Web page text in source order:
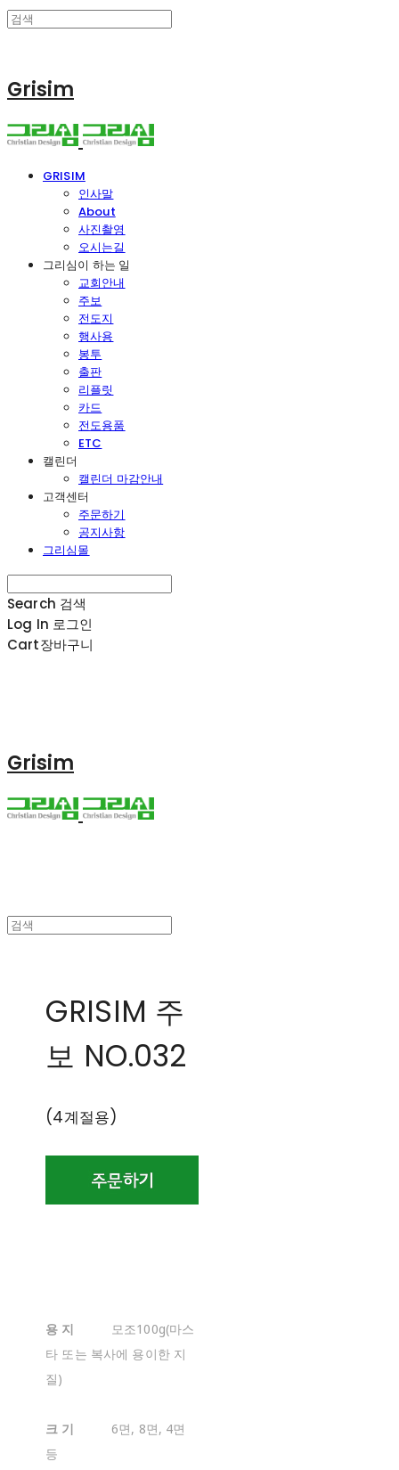
Grisim
GRISIM
인사말
About
사진촬영
오시는길
그리심이 하는 일
교회안내
주보
전도지
행사용
봉투
출판
리플릿
카드
전도용품
ETC
캘린더
캘린더 마감안내
고객센터
주문하기
공지사항
그리심몰
Search 검색
Log In 로그인
Cart장바구니
Grisim
GRISIM 주
보 NO.032
(4계절용)
용 지
모조100g(마스
타 또는 복사에 용이한 지
질)
크 기
6면, 8면, 4면
등